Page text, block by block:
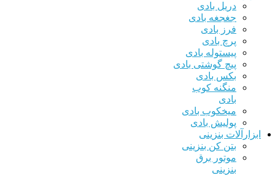
دریل بادی
جغجغه بادی
فرز بادی
پرچ بادی
پیستوله بادی
پیچ گوشتی بادی
بکس بادی
منگنه کوب
میخکوب بادی
پولیش بادی
بنزینی
بتن کن بنزینی
موتور برق
بنزینی